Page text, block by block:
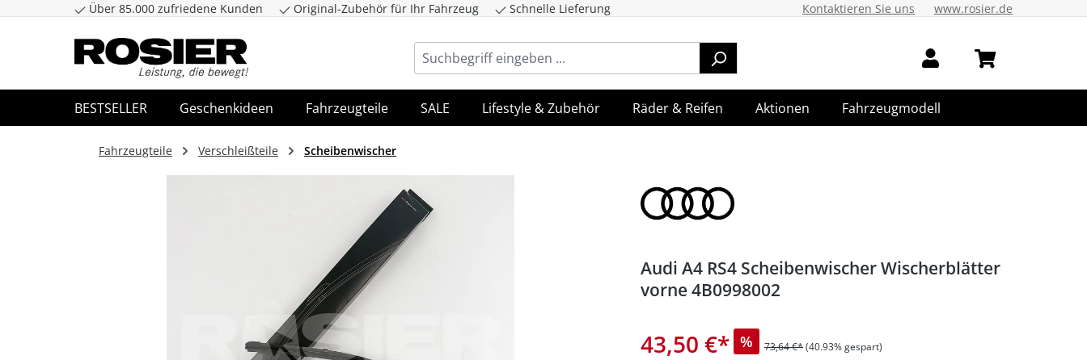
Zum Hauptinhalt springen Zur Suche springen Zur Hauptnavigation springen
Über 85.000 zufriedene Kunden Original-Zubehör für Ihr Fahrzeug Schnelle Lieferung Kontaktieren Sie uns www.rosier.de
BESTSELLER Geschenkideen Fahrzeugteile SALE Lifestyle & Zubehör Räder & Reifen Aktionen Fahrzeugmodell
Fahrzeugteile Verschleißteile Scheibenwischer
Audi A4 RS4 Scheibenwischer Wischerblätter
vorne 4B0998002
43,50 €* % 73,64 €*(40.93% gespart)